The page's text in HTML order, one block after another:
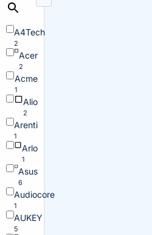
A4Tech
2
Acer
2
Acme
1
Alio
2
Arenti
1
Arlo
1
Asus
6
Audiocore
1
AUKEY
5